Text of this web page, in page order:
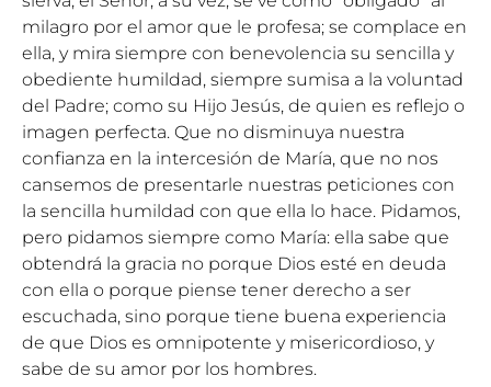
milagro por el amor que le profesa; se complace en
ella, y mira siempre con benevolencia su sencilla y
obediente humildad, siempre sumisa a la voluntad
del Padre; como su Hijo Jesús, de quien es reflejo o
imagen perfecta. Que no disminuya nuestra
confianza en la intercesión de María, que no nos
cansemos de presentarle nuestras peticiones con
la sencilla humildad con que ella lo hace. Pidamos,
pero pidamos siempre como María: ella sabe que
obtendrá la gracia no porque Dios esté en deuda
con ella o porque piense tener derecho a ser
escuchada, sino porque tiene buena experiencia
de que Dios es omnipotente y misericordioso, y
sabe de su amor por los hombres.